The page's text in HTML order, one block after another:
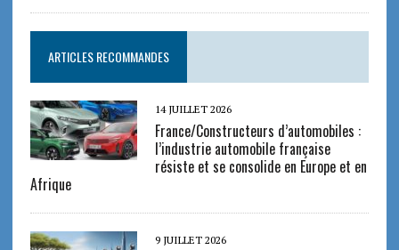
ARTICLES RECOMMANDES
14 JUILLET 2026
France/Constructeurs d’automobiles :
l’industrie automobile française
résiste et se consolide en Europe et en
Afrique
9 JUILLET 2026